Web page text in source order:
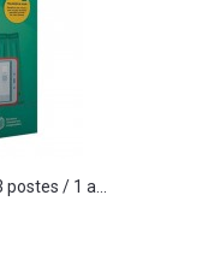
/ 1 a...